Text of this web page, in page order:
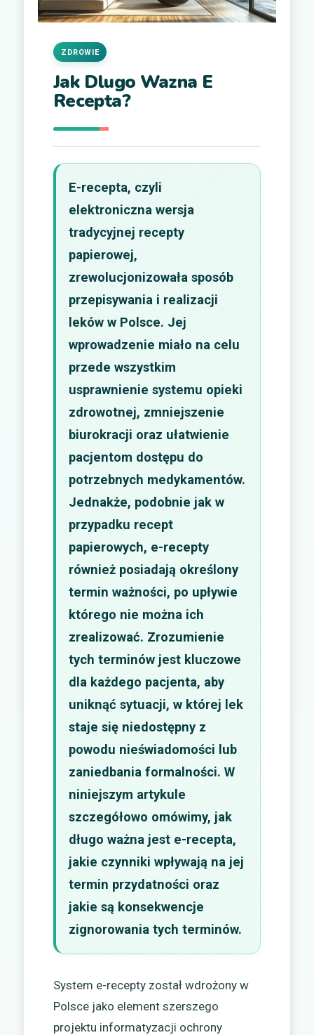
Jak Dlugo Wazna E
Recepta?
ZDROWIE
E-recepta, czyli
elektroniczna wersja
tradycyjnej recepty
papierowej,
zrewolucjonizowała sposób
przepisywania i realizacji
leków w Polsce. Jej
wprowadzenie miało na celu
przede wszystkim
usprawnienie systemu opieki
zdrowotnej, zmniejszenie
biurokracji oraz ułatwienie
pacjentom dostępu do
potrzebnych medykamentów.
Jednakże, podobnie jak w
przypadku recept
papierowych, e-recepty
również posiadają określony
termin ważności, po upływie
którego nie można ich
zrealizować. Zrozumienie
tych terminów jest kluczowe
dla każdego pacjenta, aby
uniknąć sytuacji, w której lek
staje się niedostępny z
powodu nieświadomości lub
zaniedbania formalności. W
niniejszym artykule
szczegółowo omówimy, jak
długo ważna jest e-recepta,
jakie czynniki wpływają na jej
termin przydatności oraz
jakie są konsekwencje
zignorowania tych terminów.
System e-recepty został wdrożony w
Polsce jako element szerszego
projektu informatyzacji ochrony